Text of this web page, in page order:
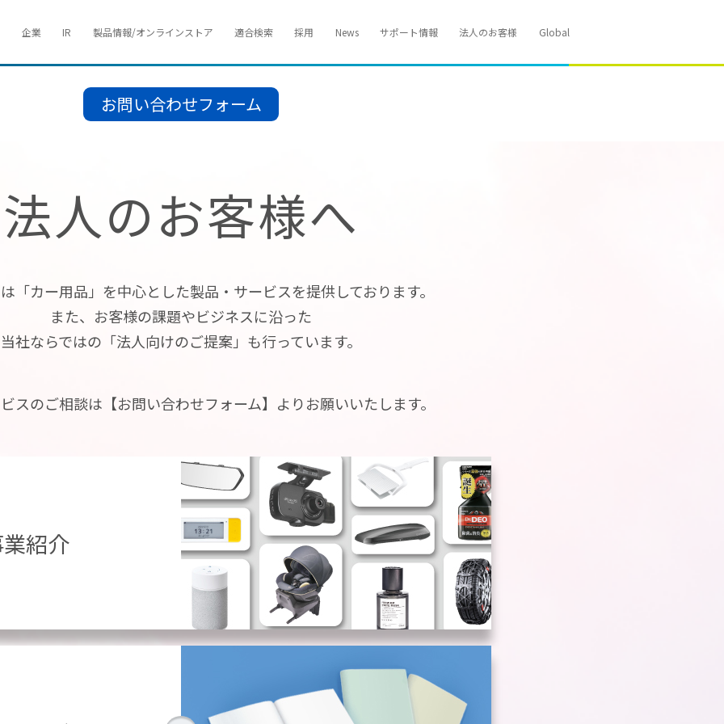
企業 IR 製品情報/オンラインストア 適合検索 採用 News サポート情報 法人のお客様 Global
お問い合わせフォーム
法人のお客様へ
「カー用品」を中心とした製品・サービスを提供しております。
また、お客様の課題やビジネスに沿った
当社ならではの「法人向けのご提案」も行っています。
スのご相談は 【お問い合わせフォーム】よりお願いいたします。
紹介